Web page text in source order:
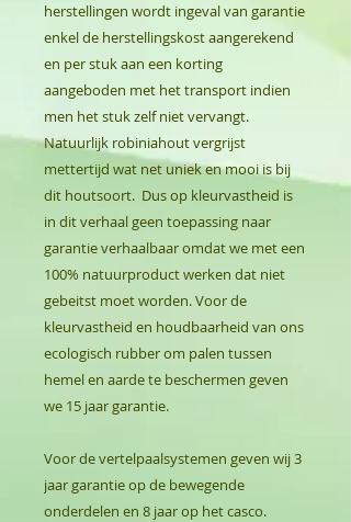
herstellingen wordt ingeval van garantie
enkel de herstellingskost aangerekend
en per stuk aan een korting
aangeboden met het transport indien
men het stuk zelf niet vervangt.
Natuurlijk robiniahout vergrijst
mettertijd wat net uniek en mooi is bij
dit houtsoort. Dus op kleurvastheid is
in dit verhaal geen toepassing naar
garantie verhaalbaar omdat we met een
100% natuurproduct werken dat niet
gebeitst moet worden. Voor de
kleurvastheid en houdbaarheid van ons
ecologisch rubber om palen tussen
hemel en aarde te beschermen geven
we 15 jaar garantie.
Voor de vertelpaalsystemen geven wij 3
jaar garantie op de bewegende
onderdelen en 8 jaar op het casco.